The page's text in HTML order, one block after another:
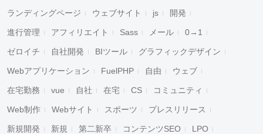
ランディングページ ウェブサイト js 開発
進行管理 アフィリエイト Sass メール 0→1
ゼロイチ 自社開発 BIツール グラフィックデザイン
Webアプリケーション FuelPHP 自由 ウェブ
在宅勤務 vue 自社 在宅 CS コミュニティ
Web制作 Webサイト スポーツ プレスリリース
新規開発 新規 第二新卒 コンテンツSEO LPO